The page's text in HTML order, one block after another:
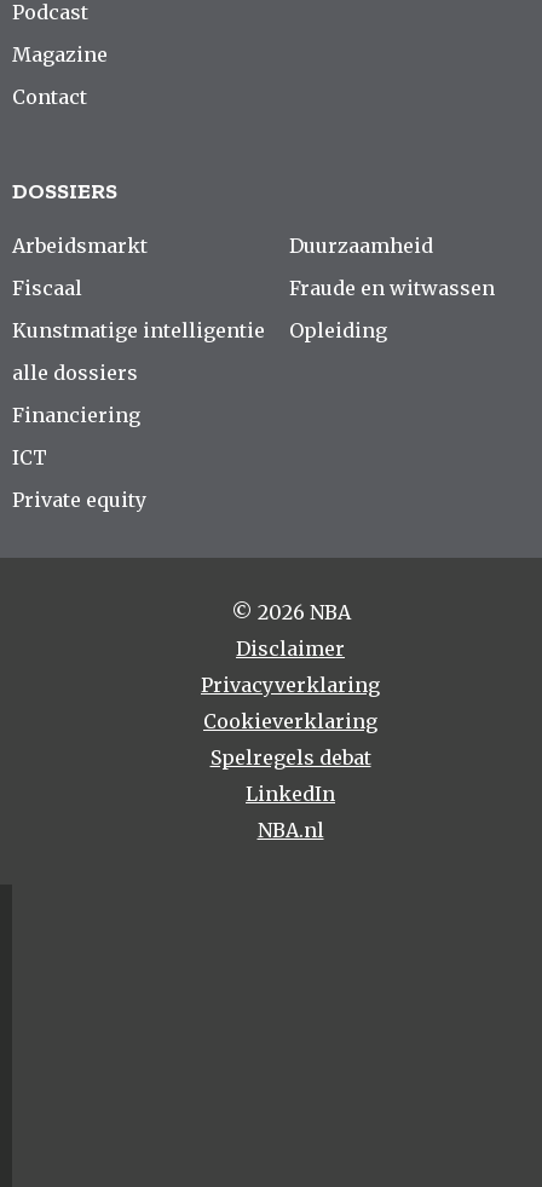
Podcast
Magazine
Contact
DOSSIERS
Arbeidsmarkt
Fiscaal
Kunstmatige intelligentie
alle dossiers
Duurzaamheid
Fraude en witwassen
Opleiding
Financiering
ICT
Private equity
© 2026 NBA
Disclaimer
Privacyverklaring
Cookieverklaring
Spelregels debat
LinkedIn
NBA.nl